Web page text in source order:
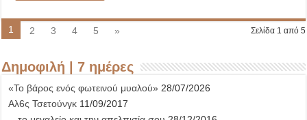
Σελίδα 1 από 5
1 2 3 4 5 »
Δημοφιλή | 7 ημέρες
«Το βάρος ενός φωτεινού μυαλού» 28/07/2026
Αλ6ς Τσετούνγκ 11/09/2017